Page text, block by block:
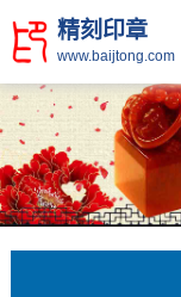
精刻印章
www.baijtong.com